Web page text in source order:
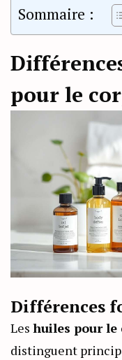
Sommaire :
pour le
Différences
Les huiles pour le
distinguent